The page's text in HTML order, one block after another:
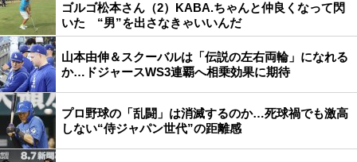
ゴルゴ松本さん（2）KABA.ちゃんと仲良くなって閃
いた “男”を出さなきゃいいんだ
山本由伸＆スクーバルは「伝説の左右両輪」になれる
か…ドジャースWS3連覇へ相乗効果に期待
プロ野球の「乱闘」は消滅するのか…死球禍でも激高
しない“侍ジャパン世代”の距離感